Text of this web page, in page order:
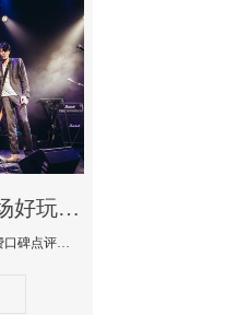
临汾哪个男模鸭子场好玩陪酒服务好-M2会所KTV消费口碑点评
本文详细为你解答M2会所消费口碑点评，更多关于哪个男模鸭子场好玩陪酒服务好免费咨询1333 867 6881微信同步！